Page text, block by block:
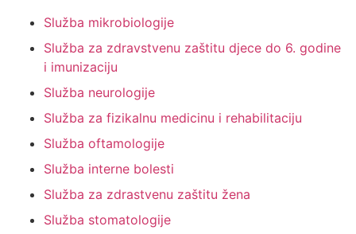
Služba mikrobiologije
Služba za zdravstvenu zaštitu djece do 6. godine
i imunizaciju
Služba neurologije
Služba za fizikalnu medicinu i rehabilitaciju
Služba oftamologije
Služba interne bolesti
Služba za zdrastvenu zaštitu žena
Služba stomatologije